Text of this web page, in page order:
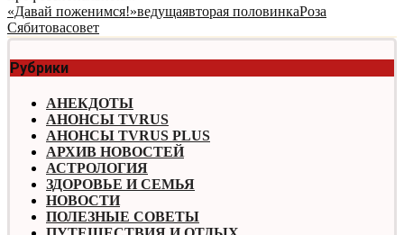
«Давай поженимся!»ведущаявторая половинкаРоза
Сябитовасовет
Рубрики
АНЕКДОТЫ
АНОНСЫ TVRUS
АНОНСЫ TVRUS PLUS
АРХИВ НОВОСТЕЙ
АСТРОЛОГИЯ
ЗДОРОВЬЕ И СЕМЬЯ
НОВОСТИ
ПОЛЕЗНЫЕ СОВЕТЫ